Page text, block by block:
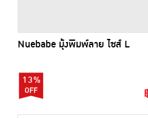
Nuebabe มุ้งพิมพ์ลาย ไซส์ L
13%